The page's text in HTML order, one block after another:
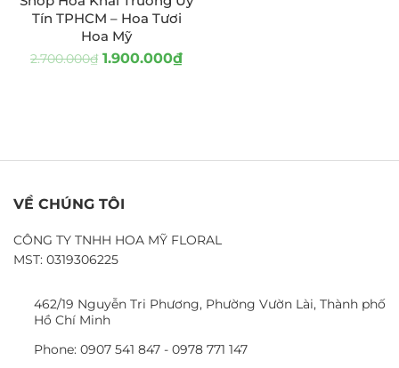
Tín TPHCM – Hoa Tươi
Hoa Mỹ
2.700.000₫ 1.900.000₫
VỀ CHÚNG TÔI
CÔNG TY TNHH HOA MỸ FLORAL
MST: 0319306225
462/19 Nguyễn Tri Phương, Phường Vườn Lài, Thành phố
Hồ Chí Minh
Phone: 0907 541 847 - 0978 771 147